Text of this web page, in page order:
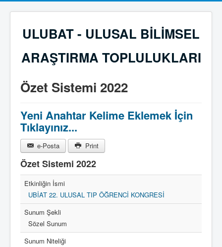
ULUBAT - ULUSAL BİLİMSEL
ARAŞTIRMA TOPLULUKLARI
Özet Sistemi 2022
Yeni Anahtar Kelime Eklemek İçin
Tıklayınız...
e-Posta Print
Özet Sistemi 2022
Etkinliğin İsmi
UBİAT 22. ULUSAL TIP ÖĞRENCİ KONGRESİ
Sunum Şekli
Sözel Sunum
Sunum Niteliği